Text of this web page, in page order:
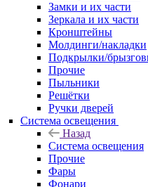
Замки и их части
Зеркала и их части
Кронштейны
Молдинги/накладки
Подкрылки/
Прочие
Пыльники
Решётки
Ручки дверей
Система освещения
Назад
Система освещения
Прочие
Фары
Фонари